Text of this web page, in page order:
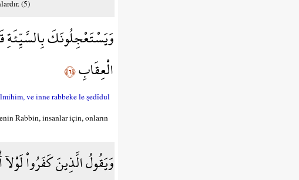
(5)
وَيَسْتَعْجِلُونَكَ
الْعِقَابِ﴿٦﴾
ve inne rabbeke le şedîdul
Rabbin, insanlar için, onların
وَيَقُولُ الَّذِينَ كَفَرُواْ